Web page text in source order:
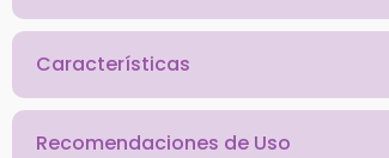
Características
Recomendaciones de Uso